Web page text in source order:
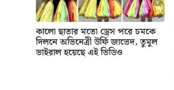
কালো ছাতার মতো ড্রেস পরে চমকে
দিলনে অভিনেত্রী উর্ফি জাভেদ, তুমুল
ভাইরাল হয়েছে এই ভিডিও